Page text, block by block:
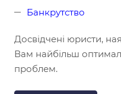
Банкрутство
Досвідчені юристи,
Вам найбільш
проблем.